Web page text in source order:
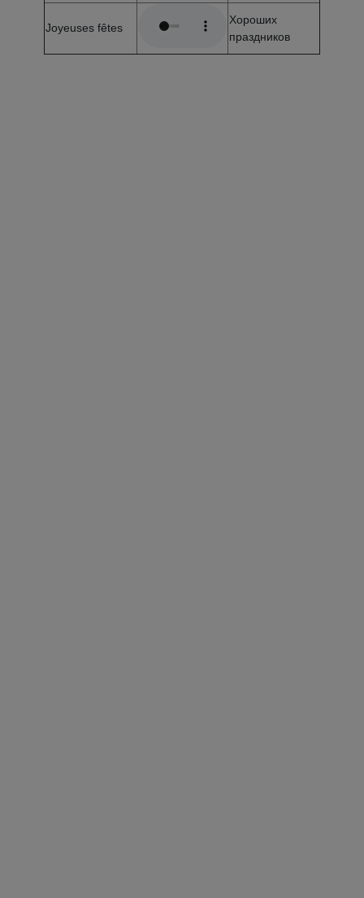
Joyeuses fêtes
Хороших
праздников